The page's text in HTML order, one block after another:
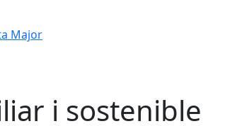
Major
i sostenible